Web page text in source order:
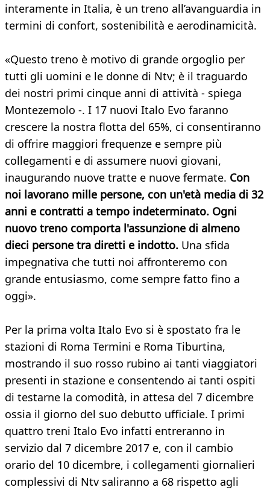
interamente in Italia, è un treno all’avanguardia in
termini di confort, sostenibilità e aerodinamicità.
«Questo treno è motivo di grande orgoglio per
tutti gli uomini e le donne di Ntv; è il traguardo
dei nostri primi cinque anni di attività - spiega
Montezemolo -. I 17 nuovi Italo Evo faranno
crescere la nostra flotta del 65%, ci consentiranno
di offrire maggiori frequenze e sempre più
collegamenti e di assumere nuovi giovani,
inaugurando nuove tratte e nuove fermate. Con
noi lavorano mille persone, con un'età media di 32
anni e contratti a tempo indeterminato. Ogni
nuovo treno comporta l'assunzione di almeno
dieci persone tra diretti e indotto. Una sfida
impegnativa che tutti noi affronteremo con
grande entusiasmo, come sempre fatto fino a
oggi».
Per la prima volta Italo Evo si è spostato fra le
stazioni di Roma Termini e Roma Tiburtina,
mostrando il suo rosso rubino ai tanti viaggiatori
presenti in stazione e consentendo ai tanti ospiti
di testarne la comodità, in attesa del 7 dicembre
ossia il giorno del suo debutto ufficiale. I primi
quattro treni Italo Evo infatti entreranno in
servizio dal 7 dicembre 2017 e, con il cambio
orario del 10 dicembre, i collegamenti giornalieri
complessivi di Ntv saliranno a 68 rispetto agli